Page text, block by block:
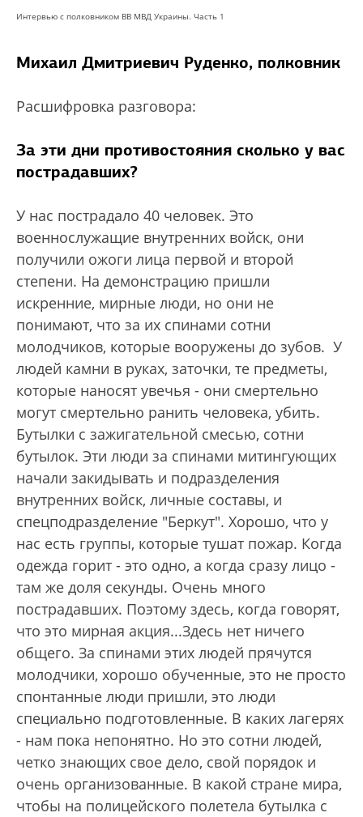
Интервью с полковником ВВ МВД Украины. Часть 1
Михаил Дмитриевич Руденко, полковник
Расшифровка разговора:
За эти дни противостояния сколько у вас
пострадавших?
У нас пострадало 40 человек. Это
военнослужащие внутренних войск, они
получили ожоги лица первой и второй
степени. На демонстрацию пришли
искренние, мирные люди, но они не
понимают, что за их спинами сотни
молодчиков, которые вооружены до зубов. У
людей камни в руках, заточки, те предметы,
которые наносят увечья - они смертельно
могут смертельно ранить человека, убить.
Бутылки с зажигательной смесью, сотни
бутылок. Эти люди за спинами митингующих
начали закидывать и подразделения
внутренних войск, личные составы, и
спецподразделение "Беркут". Хорошо, что у
нас есть группы, которые тушат пожар. Когда
одежда горит - это одно, а когда сразу лицо -
там же доля секунды. Очень много
пострадавших. Поэтому здесь, когда говорят,
что это мирная акция...Здесь нет ничего
общего. За спинами этих людей прячутся
молодчики, хорошо обученные, это не просто
спонтанные люди пришли, это люди
специально подготовленные. В каких лагерях
- нам пока непонятно. Но это сотни людей,
четко знающих свое дело, свой порядок и
очень организованные. В какой стране мира,
чтобы на полицейского полетела бутылка с